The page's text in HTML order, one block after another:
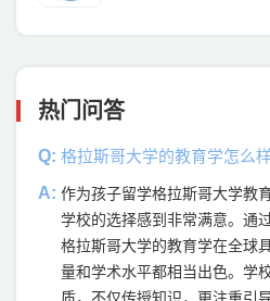
热门问答
Q: 格拉斯哥大学的教育学怎么样
A: 作为孩子留学格拉斯哥大学教
学校的选择感到非常满意。通
格拉斯哥大学的教育学在全球
量和学术水平都相当出色。学